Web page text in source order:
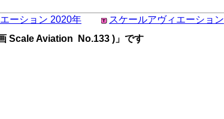
ーション 2020年 スケールアヴィエーション
Scale Aviation No.133 )」です